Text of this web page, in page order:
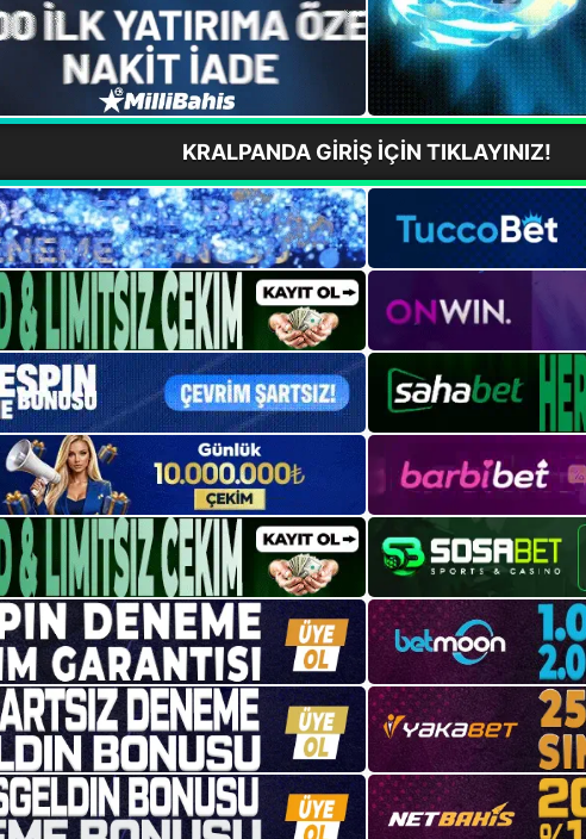
KRALPANDA GİRİŞ İÇİN TIKLAYINIZ!